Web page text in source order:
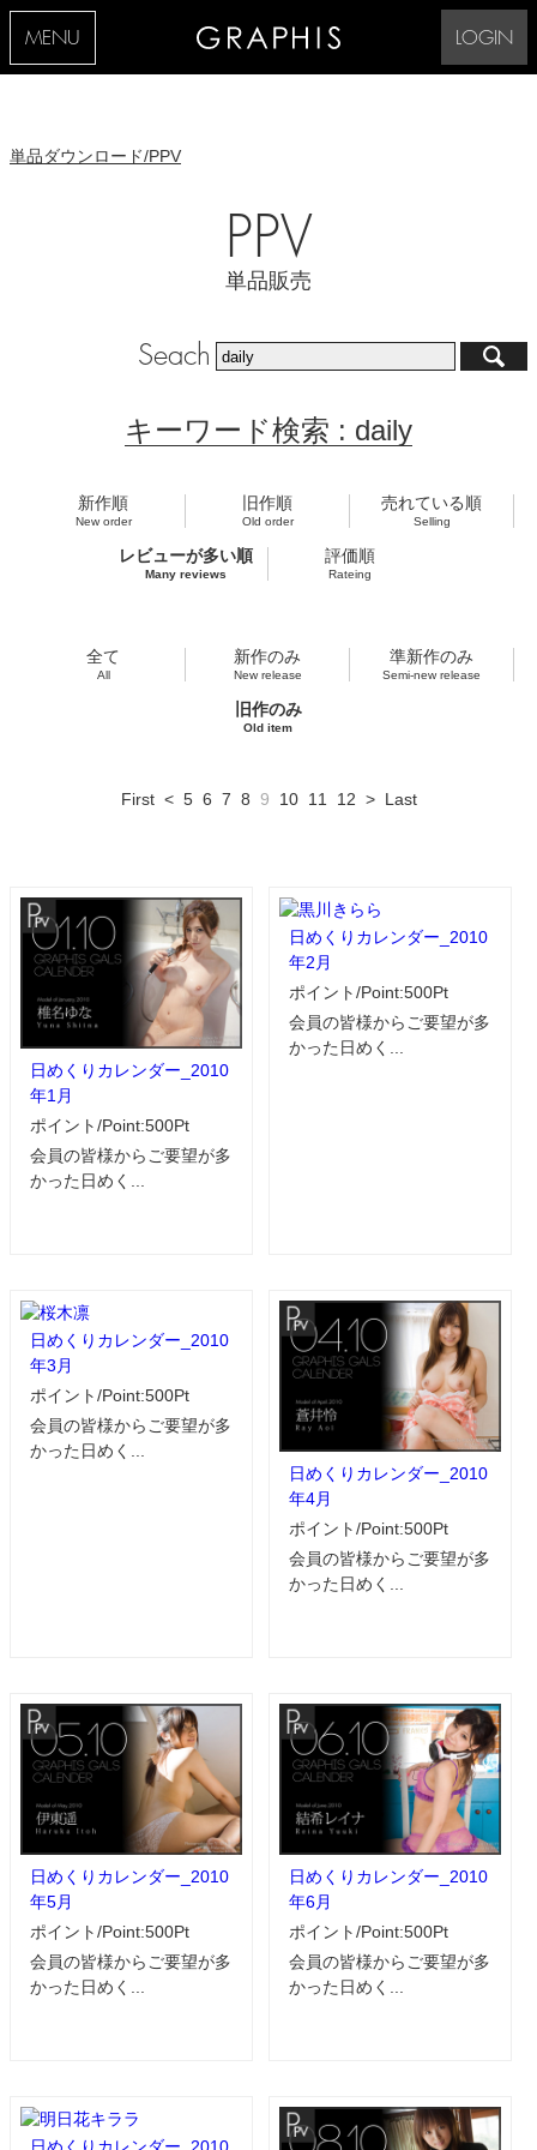
MENU LOGIN
単品ダウンロード/PPV
PPV
単品販売
Seach
キーワード検索 : daily
新作順
New order
旧作順
Old order
売れている順
Selling
レビューが多い順
Many reviews
評価順
Rateing
全て
All
新作のみ
New release
準新作のみ
Semi-new release
旧作のみ
Old item
First < 5 6 7 8 9 10 11 12 > Last
日めくりカレンダー_2010
年1月
ポイント/Point:500Pt
会員の皆様からご要望が多
かった日めく...
日めくりカレンダー_2010
年2月
ポイント/Point:500Pt
会員の皆様からご要望が多
かった日めく...
日めくりカレンダー_2010
年3月
ポイント/Point:500Pt
会員の皆様からご要望が多
かった日めく...
日めくりカレンダー_2010
年4月
ポイント/Point:500Pt
会員の皆様からご要望が多
かった日めく...
日めくりカレンダー_2010
年5月
ポイント/Point:500Pt
会員の皆様からご要望が多
かった日めく...
日めくりカレンダー_2010
年6月
ポイント/Point:500Pt
会員の皆様からご要望が多
かった日めく...